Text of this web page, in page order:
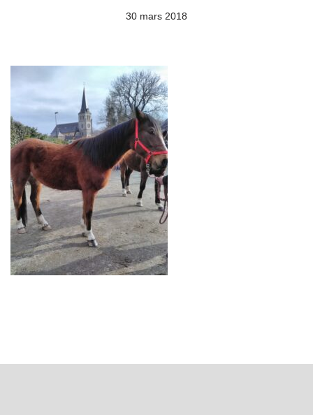
30 mars 2018